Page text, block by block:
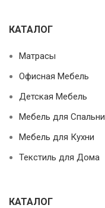
КАТАЛОГ
Матрасы
Офисная Мебель
Детская Мебель
Мебель для Спальни
Мебель для Кухни
Текстиль для Дома
КАТАЛОГ